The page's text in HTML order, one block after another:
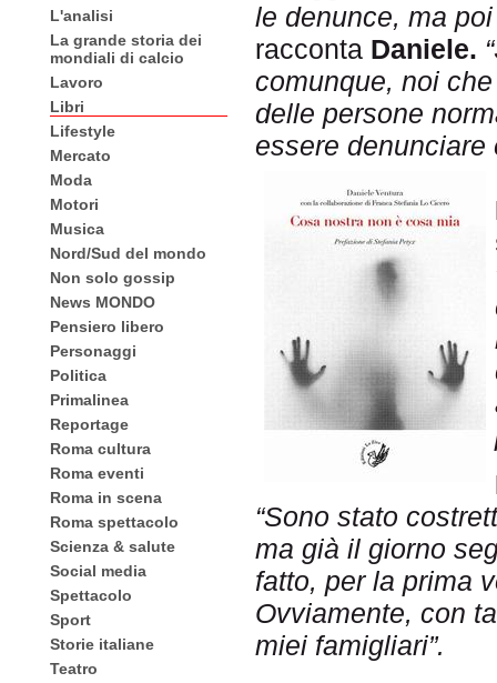
L'analisi
La grande storia dei
mondiali di calcio
Lavoro
Libri
Lifestyle
Mercato
Moda
Motori
Musica
Nord/Sud del mondo
Non solo gossip
News MONDO
Pensiero libero
Personaggi
Politica
Primalinea
Reportage
Roma cultura
Roma eventi
Roma in scena
Roma spettacolo
Scienza & salute
Social media
Spettacolo
Sport
Storie italiane
Teatro
le denunce, ma
racconta Daniele.
comunque, noi
delle persone
essere denunciare
“Sono stato
ma già il giorno
fatto, per la prima
Ovviamente, con
miei famigliari”.